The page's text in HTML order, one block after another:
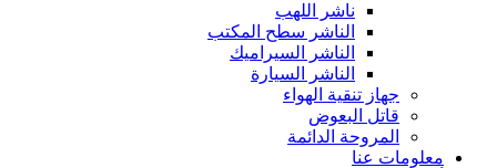
ناشر اللهب
الناشر سطح المكتب
الناشر السيراميك
الناشر السيارة
جهاز تنقية الهواء
قاتل البعوض
المروحة الدائمة
معلومات عنا